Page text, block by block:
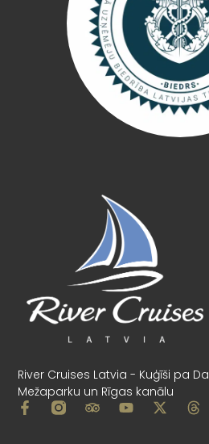
River Cruises Latvia - Kuģīši pa
Mežaparku un Rīgas kanālu